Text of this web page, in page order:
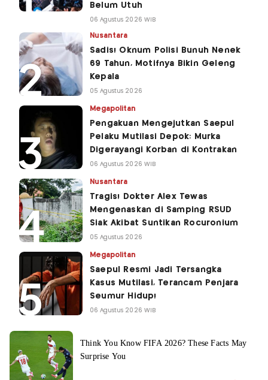
Belum Utuh
06 Agustus 2026 WIB
Nusantara
Sadis! Oknum Polisi Bunuh Nenek
69 Tahun, Motifnya Bikin Geleng
Kepala
05 Agustus 2026
Megapolitan
Pengakuan Mengejutkan Saepul
Pelaku Mutilasi Depok: Murka
Digerayangi Korban di Kontrakan
06 Agustus 2026 WIB
Nusantara
Tragis! Dokter Alex Tewas
Mengenaskan di Samping RSUD
Siak Akibat Suntikan Rocuronium
05 Agustus 2026
Megapolitan
Saepul Resmi Jadi Tersangka
Kasus Mutilasi, Terancam Penjara
Seumur Hidup!
06 Agustus 2026 WIB